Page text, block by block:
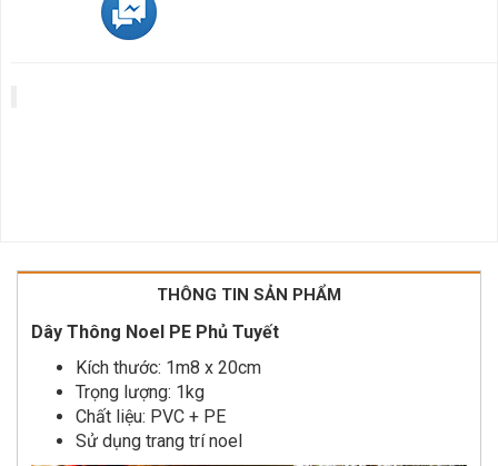
THÔNG TIN SẢN PHẨM
Dây Thông Noel PE Phủ Tuyết
Kích thước: 1m8 x 20cm
Trọng lượng: 1kg
Chất liệu: PVC + PE
Sử dụng trang trí noel